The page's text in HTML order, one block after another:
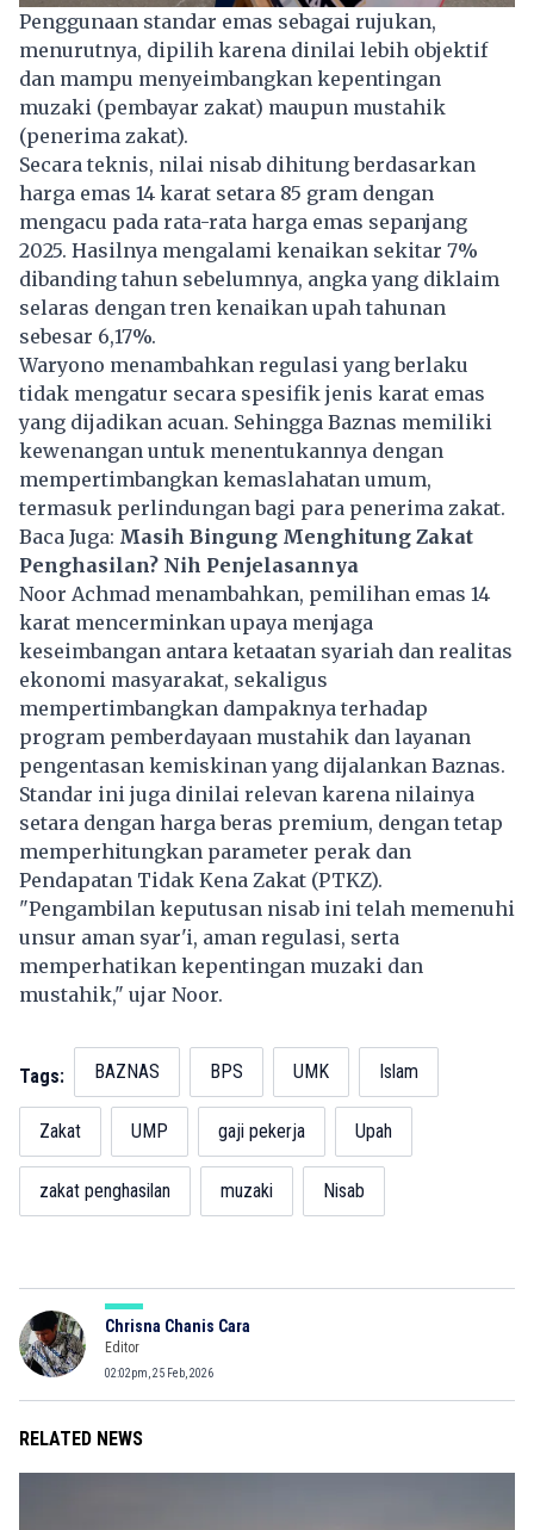
Penggunaan standar emas sebagai rujukan,
menurutnya, dipilih karena dinilai lebih objektif
dan mampu menyeimbangkan kepentingan
muzaki (pembayar zakat) maupun mustahik
(penerima zakat).
Secara teknis, nilai nisab dihitung berdasarkan
harga emas 14 karat setara 85 gram dengan
mengacu pada rata-rata harga emas sepanjang
2025. Hasilnya mengalami kenaikan sekitar 7%
dibanding tahun sebelumnya, angka yang diklaim
selaras dengan tren kenaikan upah tahunan
sebesar 6,17%.
Waryono menambahkan regulasi yang berlaku
tidak mengatur secara spesifik jenis karat emas
yang dijadikan acuan. Sehingga Baznas memiliki
kewenangan untuk menentukannya dengan
mempertimbangkan kemaslahatan umum,
termasuk perlindungan bagi para penerima zakat.
Baca Juga: Masih Bingung Menghitung Zakat
Penghasilan? Nih Penjelasannya
Noor Achmad menambahkan, pemilihan emas 14
karat mencerminkan upaya menjaga
keseimbangan antara ketaatan syariah dan realitas
ekonomi masyarakat, sekaligus
mempertimbangkan dampaknya terhadap
program pemberdayaan mustahik dan layanan
pengentasan kemiskinan yang dijalankan Baznas.
Standar ini juga dinilai relevan karena nilainya
setara dengan harga beras premium, dengan tetap
memperhitungkan parameter perak dan
Pendapatan Tidak Kena Zakat (PTKZ).
"Pengambilan keputusan nisab ini telah memenuhi
unsur aman syar'i, aman regulasi, serta
memperhatikan kepentingan muzaki dan
mustahik," ujar Noor.
Tags: BAZNAS BPS UMK Islam
Zakat UMP gaji pekerja Upah
zakat penghasilan muzaki Nisab
Chrisna Chanis Cara
Editor
02:02pm, 25 Feb, 2026
RELATED NEWS